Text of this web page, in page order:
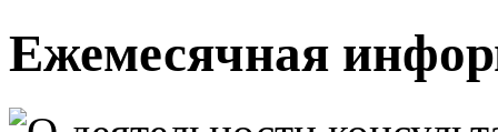
Ежемесячная